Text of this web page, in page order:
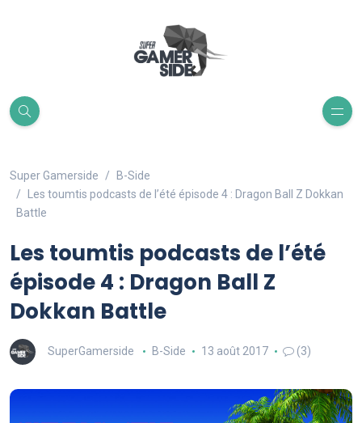
Super Gamerside
B-Side
Les toumtis podcasts de l’été épisode 4 : Dragon Ball Z Dokkan
Battle
Les toumtis podcasts de l’été
épisode 4 : Dragon Ball Z
Dokkan Battle
SuperGamerside B-Side 13 août 2017 (3)